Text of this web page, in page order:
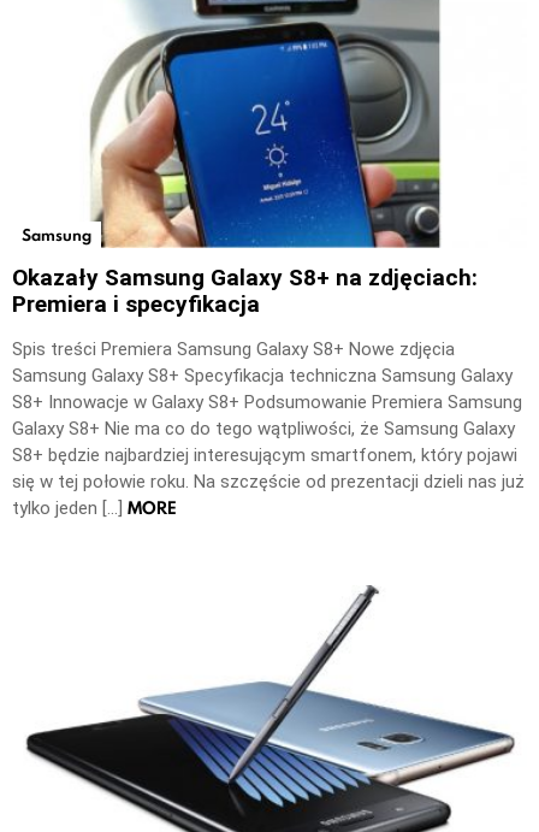
Samsung
Okazały Samsung Galaxy S8+ na zdjęciach:
Premiera i specyfikacja
Spis treści Premiera Samsung Galaxy S8+ Nowe zdjęcia
Samsung Galaxy S8+ Specyfikacja techniczna Samsung Galaxy
S8+ Innowacje w Galaxy S8+ Podsumowanie Premiera Samsung
Galaxy S8+ Nie ma co do tego wątpliwości, że Samsung Galaxy
S8+ będzie najbardziej interesującym smartfonem, który pojawi
się w tej połowie roku. Na szczęście od prezentacji dzieli nas już
tylko jeden […] MORE